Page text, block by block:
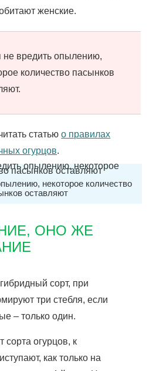
женские.
не вредить опылению,
количество пасынков
статьюо правилах
огурцов.
некоторое количество
оставляют
ОНО ЖЕ
сорт, при
три стебля, если
– только один.
сорта огурцов, к
как только на